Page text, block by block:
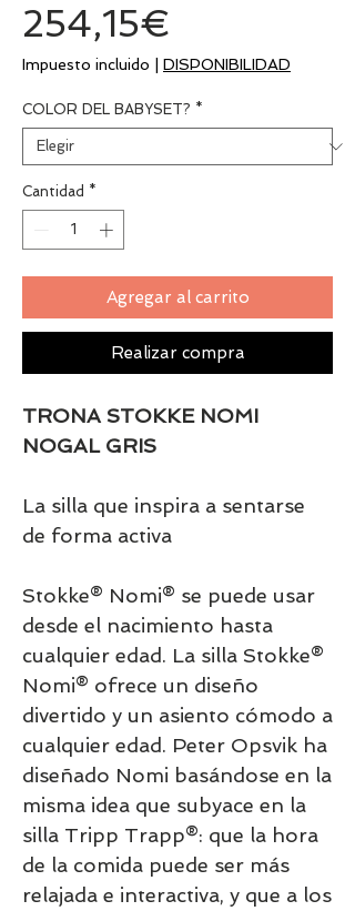
254,15€
de
oferta
Impuesto incluido DISPONIBILIDAD
COLOR DEL BABYSET? *
Cantidad *
Agregar al carrito
Realizar compra
TRONA STOKKE NOMI
NOGAL GRIS
La silla que inspira a sentarse
de forma activa
Stokke® Nomi® se puede usar
desde el nacimiento hasta
cualquier edad. La silla Stokke®
Nomi® ofrece un diseño
divertido y un asiento cómodo a
cualquier edad. ​Peter Opsvik ha
diseñado Nomi basándose en la
misma idea que subyace en la
silla Tripp Trapp®: que la hora
de la comida puede ser más
relajada e interactiva, y que a los